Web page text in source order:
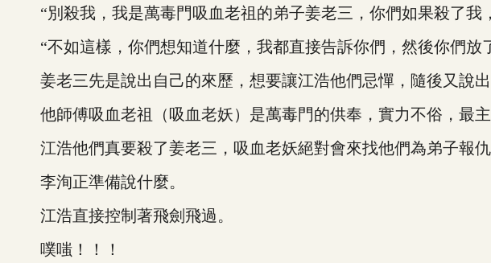
“別殺我，我是萬毒門吸血老祖的弟子姜老三，你們如果殺了我
“不如這樣，你們想知道什麼，我都直接告訴你們，然後你們放
姜老三先是說出自己的來歷，想要讓江浩他們忌憚，隨後又說出
他師傅吸血老祖（吸血老妖）是萬毒門的供奉，實力不俗，最主
江浩他們真要殺了姜老三，吸血老妖絕對會來找他們為弟子報仇
李洵正準備說什麼。
江浩直接控制著飛劍飛過。
噗嗤！！！